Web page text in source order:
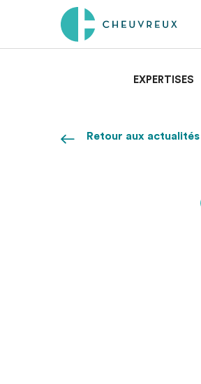
EXPERTISES
Retour aux actualités